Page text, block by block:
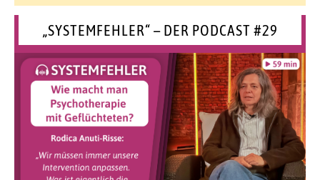
„SYSTEMFEHLER“ – DER PODCAST #29